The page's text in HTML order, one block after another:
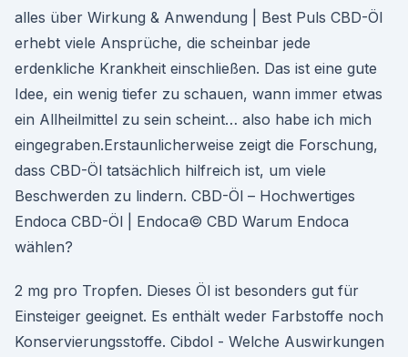
alles über Wirkung & Anwendung | Best Puls CBD-Öl
erhebt viele Ansprüche, die scheinbar jede
erdenkliche Krankheit einschließen. Das ist eine gute
Idee, ein wenig tiefer zu schauen, wann immer etwas
ein Allheilmittel zu sein scheint… also habe ich mich
eingegraben.Erstaunlicherweise zeigt die Forschung,
dass CBD-Öl tatsächlich hilfreich ist, um viele
Beschwerden zu lindern. CBD-Öl – Hochwertiges
Endoca CBD-Öl | Endoca© CBD Warum Endoca
wählen?
2 mg pro Tropfen. Dieses Öl ist besonders gut für
Einsteiger geeignet. Es enthält weder Farbstoffe noch
Konservierungsstoffe. Cibdol - Welche Auswirkungen